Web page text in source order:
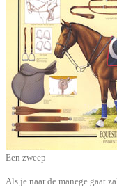
Een zweep
Als je naar de manege gaat